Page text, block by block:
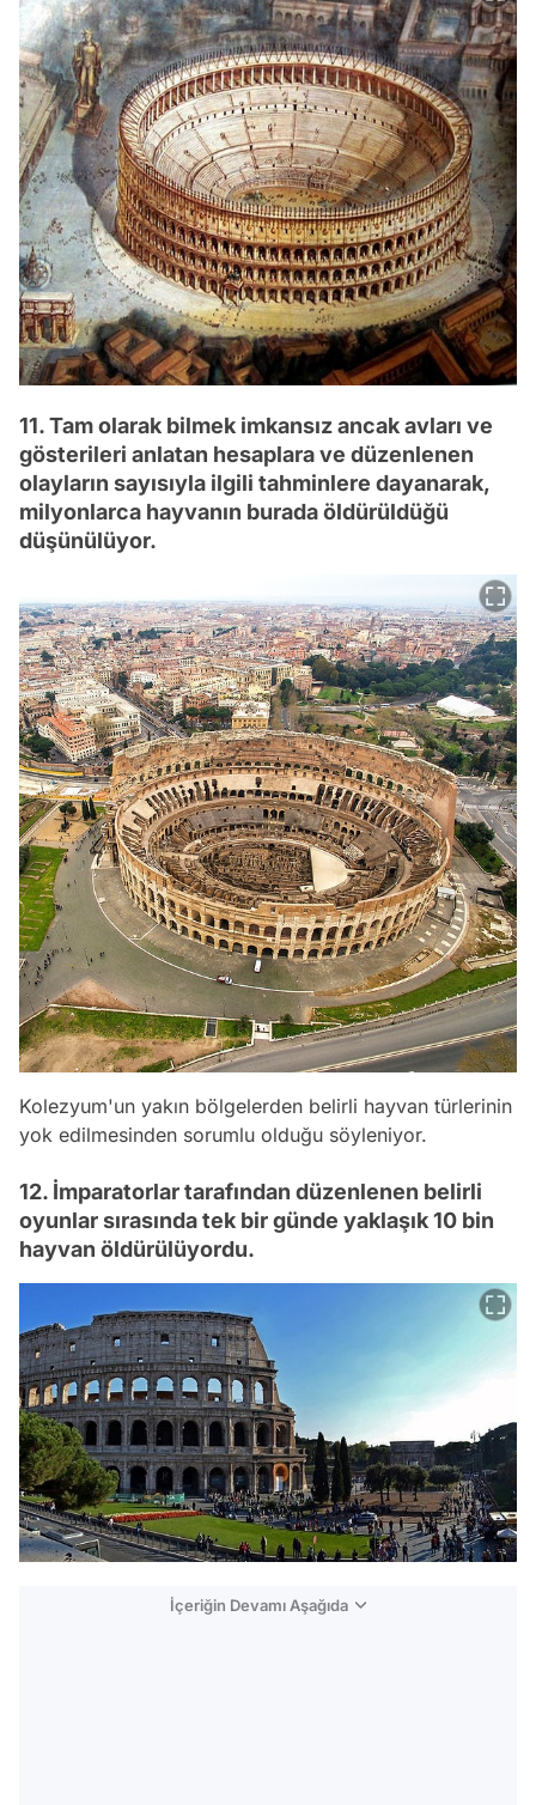
11. Tam olarak bilmek imkansız ancak avları ve
gösterileri anlatan hesaplara ve düzenlenen
olayların sayısıyla ilgili tahminlere dayanarak,
milyonlarca hayvanın burada öldürüldüğü
düşünülüyor.
Kolezyum'un yakın bölgelerden belirli hayvan türlerinin
yok edilmesinden sorumlu olduğu söyleniyor.
12. İmparatorlar tarafından düzenlenen belirli
oyunlar sırasında tek bir günde yaklaşık 10 bin
hayvan öldürülüyordu.
İçeriğin Devamı Aşağıda